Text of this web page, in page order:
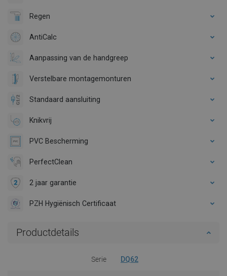
Regen
AntiCalc
Aanpassing van de handgreep
Verstelbare montagemonturen
Standaard aansluiting
Knikvrij
PVC Bescherming
PerfectClean
2 jaar garantie
PZH Hygiënisch Certificaat
Productdetails
Serie DQ62